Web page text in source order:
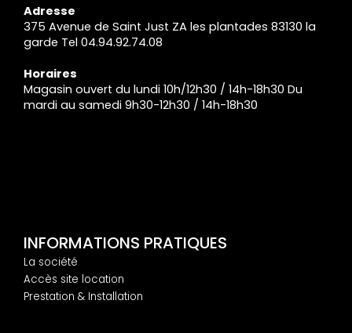
Adresse
375 Avenue de Saint Just ZA les plantades 83130 la
garde Tel 04.94.92.74.08
Horaires
Magasin ouvert du lundi 10h/12h30 / 14h-18h30 Du
mardi au samedi 9h30-12h30 / 14h-18h30
INFORMATIONS PRATIQUES
La société
Accès site location
Prestation & Installation